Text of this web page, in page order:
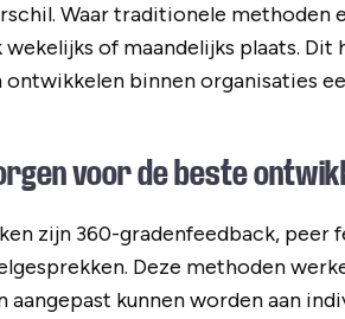
Waar traditionele methoden
of maandelijks plaats.
binnen organisaties
voor de beste
zijn 360-gradenfeedback, peer
Deze methoden
kunnen worden aan